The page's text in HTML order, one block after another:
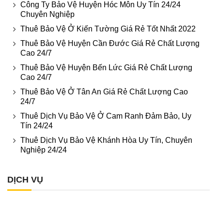
Công Ty Bảo Vệ Huyện Hóc Môn Uy Tín 24/24
Chuyên Nghiệp
Thuê Bảo Vệ Ở Kiến Tường Giá Rẻ Tốt Nhất 2022
Thuê Bảo Vệ Huyện Cần Đước Giá Rẻ Chất Lượng
Cao 24/7
Thuê Bảo Vệ Huyện Bến Lức Giá Rẻ Chất Lượng
Cao 24/7
Thuê Bảo Vệ Ở Tân An Giá Rẻ Chất Lượng Cao
24/7
Thuê Dịch Vụ Bảo Vệ Ở Cam Ranh Đảm Bảo, Uy
Tín 24/24
Thuê Dịch Vụ Bảo Vệ Khánh Hòa Uy Tín, Chuyên
Nghiệp 24/24
DỊCH VỤ